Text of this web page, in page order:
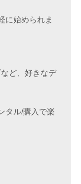
に始められま
ど、好きなデ
タル/購入で楽